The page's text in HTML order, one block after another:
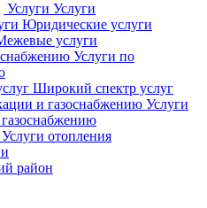
Услуги Услуги
Юридические услуги
услуги
Услуги по
Широкий спектр услуг
и газоснабжению Услуги
Услуги отопления
район